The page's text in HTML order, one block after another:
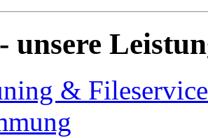
unsere
& Fileservice